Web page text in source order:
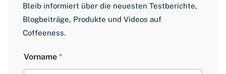
Bleib informiert über die neuesten Testberichte,
Blogbeiträge, Produkte und Videos auf
Coffeeness.
o
r
Vorname *